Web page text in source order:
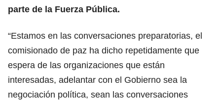
parte de la Fuerza Pública.
“Estamos en las conversaciones preparatorias, el
comisionado de paz ha dicho repetidamente que
espera de las organizaciones que están
interesadas, adelantar con el Gobierno sea la
negociación política, sean las conversaciones